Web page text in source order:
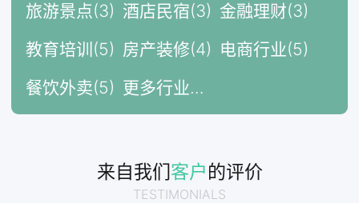
旅游景点(3) 酒店民宿(3) 金融理财(3)
教育培训(5) 房产装修(4) 电商行业(5)
餐饮外卖(5) 更多行业…
来自我们客户的评价
TESTIMONIALS